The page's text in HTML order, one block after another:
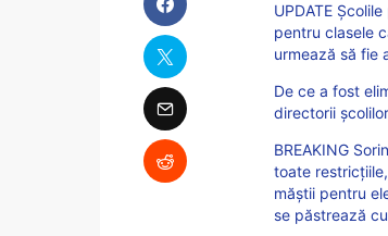
UPDATE
pentru clasele
urmează să fie
De ce a fost
directorii școlilor
BREAKING
toate
măștii pentru
se păstrează